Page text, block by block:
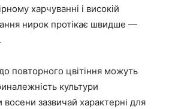
харчуванні і високій
нирок протікає швидше —
повторного цвітіння можуть
культури
восени зазвичай характерні для